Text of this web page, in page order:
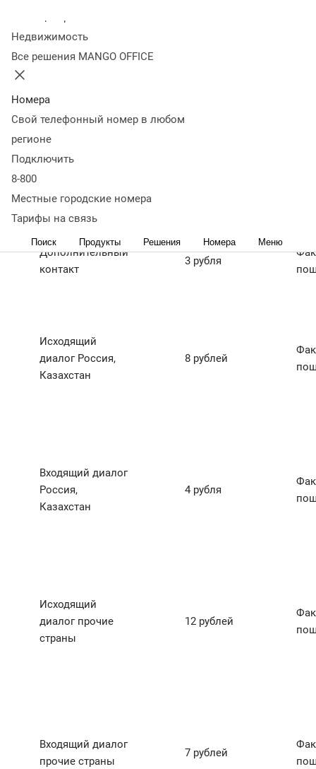
Недвижимость
Все решения MANGO OFFICE
Номера
Свой телефонный номер в любом
регионе
Подключить
8-800
Местные городские номера
Тарифы на связь
Поиск Продукты Решения Номера Меню
MANGO OFFICE уведомляет клиентов MANGO Диалоги,
использующих канал WhatsApp Business, об изменении
тарифов на услуги.
Обновления касаются стоимости услуг
«Дополнительный контакт», «Входящий диалог» и
«Исходящий диалог».
Корректировки вступают в силу с 1 октября 2022 г.
Название
Дополнительный
контакт
3 рубля
Исходящий
диалог Россия,
Казахстан
8 рублей
Входящий диалог
Россия,
Казахстан
4 рубля
Исходящий
диалог прочие
страны
12 рублей
Входящий диалог
прочие страны
7 рублей